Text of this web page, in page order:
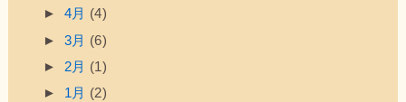
► 4月 (4)
► 3月 (6)
► 2月 (1)
► 1月 (2)